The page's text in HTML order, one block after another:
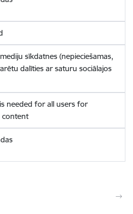
sīkdatnes (nepieciešamas,
dalīties ar saturu sociālajos
needed for all users for
content